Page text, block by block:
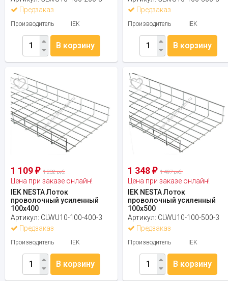
Предзаказ
Производитель IEK
В корзину
Предзаказ
Производитель IEK
В корзину
1 109 ₽ 1 232 руб.
Цена при заказе онлайн!
IEK NESTA Лоток
проволочный усиленный
100х400
Артикул: CLWU10-100-400-3
Предзаказ
Производитель IEK
В корзину
1 348₽ 1 497 руб.
Цена при заказе онлайн!
IEK NESTA Лоток
проволочный усиленный
100х500
Артикул: CLWU10-100-500-3
Предзаказ
Производитель IEK
В корзину